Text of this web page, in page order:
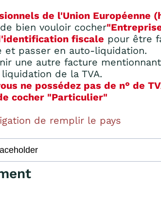
de l'Union Européenne
bien vouloir cocher
fiscale pour être
et passer en auto-liquidation.
une autre facture
liquidation de la TVA.
ne possédez pas de n° de
cocher "Particulier"
de remplir le pays